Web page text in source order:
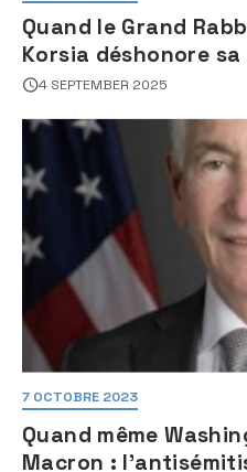
Quand le Grand
Korsia déshonore
son sang froid
4 SEPTEMBER 2025
7 OCTOBRE 2023
Quand même
Macron :